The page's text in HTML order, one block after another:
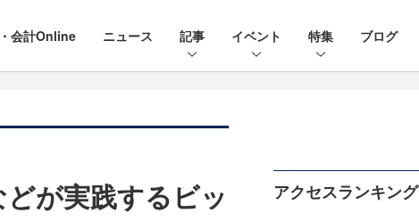
会計Online ニュース 記事 イベント 特集 ブログ
が実践するビッ
アクセスランキング